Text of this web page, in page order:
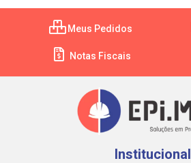
Meus Pedidos
Notas Fiscais
Institucional